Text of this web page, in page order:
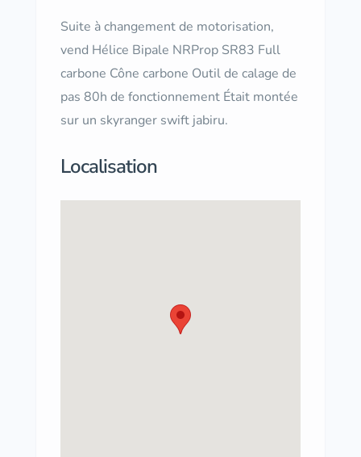
Suite à changement de motorisation,
vend Hélice Bipale NRProp SR83 Full
carbone Cône carbone Outil de calage de
pas 80h de fonctionnement Était montée
sur un skyranger swift jabiru.
Localisation